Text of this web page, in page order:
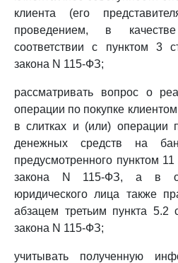
клиента (его
проведением, в
соответствии с пунктом 3
закона N 115-ФЗ;
рассматривать вопрос о
операции по покупке
в слитках и (или) операции
денежных средств на
предусмотренного пунктом
закона N 115-ФЗ, а в
юридического лица также
абзацем третьим пункта 5.2
закона N 115-ФЗ;
учитывать полученную